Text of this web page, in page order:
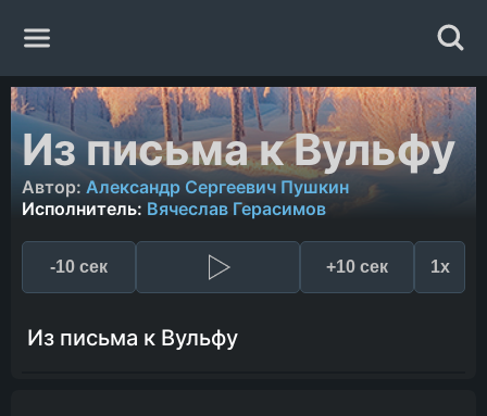
Главная
Жанры
Авторы
Исполнители
Из письма к Вульфу
Автор: Александр Сергеевич Пушкин
Исполнитель: Вячеслав Герасимов
-10 сек +10 сек 1x
Из письма к Вульфу